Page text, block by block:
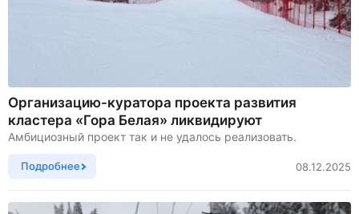
Организацию-куратора проекта развития
кластера «Гора Белая» ликвидируют
Амбициозный проект так и не удалось реализовать.
Подробнее 08.12.2025